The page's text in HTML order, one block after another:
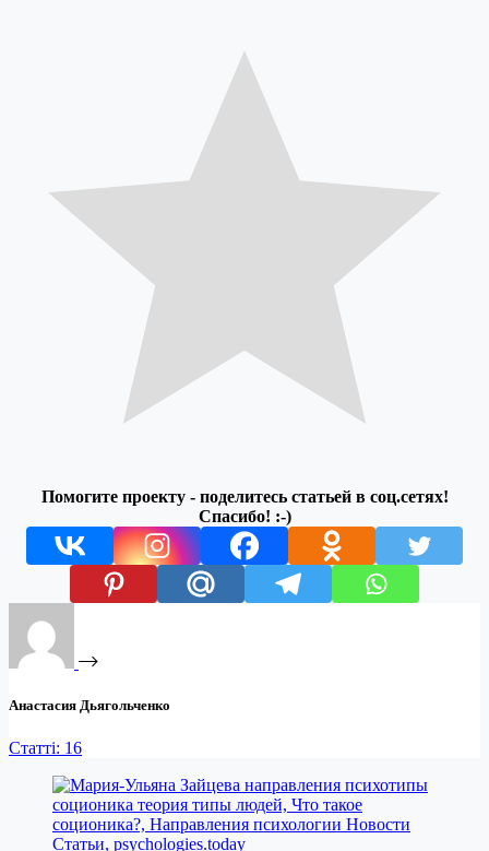
Помогите проекту - поделитесь статьей в соц.сетях!
Спасибо! :-)
Анастасия Дьягольченко
Статті: 16